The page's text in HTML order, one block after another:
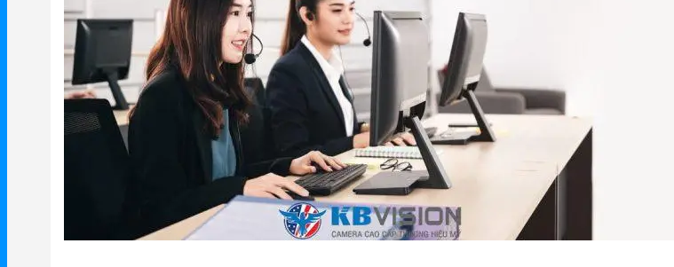
Mercusys
Mercusys Router WiFi
Mercusys Switch
Mercusys 4G
Linksys Router WiFi
Linksys Switch